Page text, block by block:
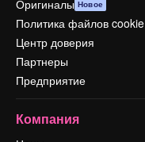
Оригиналы Новое
Политика файлов cookie
Центр доверия
Партнеры
Предприятие
Компания